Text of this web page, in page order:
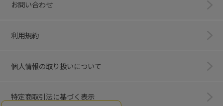
お問い合わせ
利用規約
個人情報の取り扱いについて
特定商取引法に基づく表示